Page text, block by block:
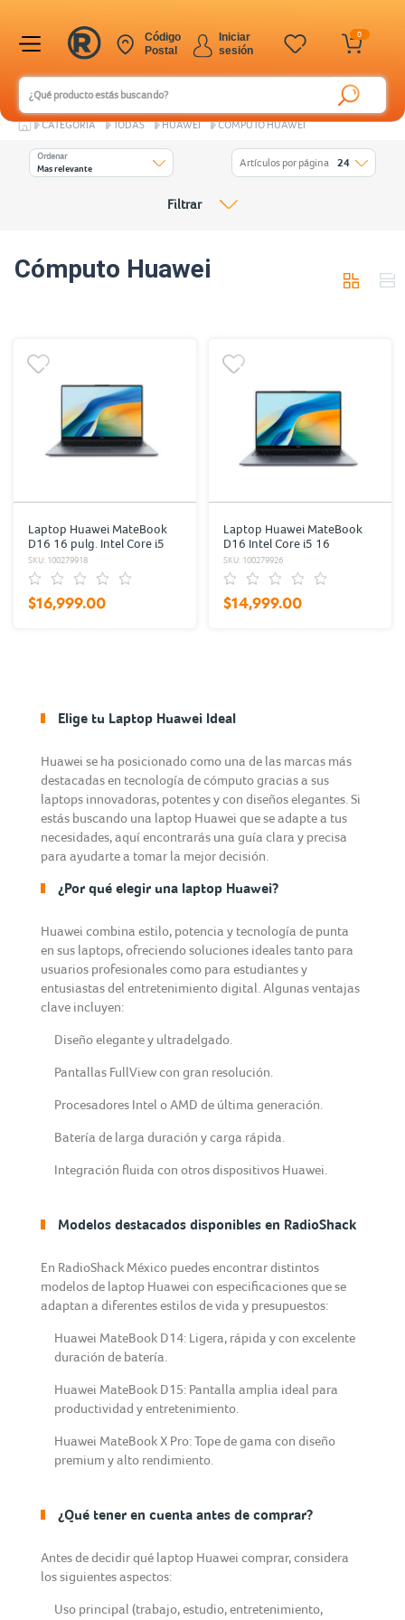
0
Iniciar
sesión
Código
Postal
CATEGORÍA TODAS HUAWEI CÓMPUTO HUAWEI
Cómputo Huawei
Ordenar
Mas relevante
Artículos por página 24
Filtrar
Laptop Huawei MateBook
D16 16 pulg. Intel Core i5
1TB SSD 16GB RAM Gris
SKU: 100279918
$16,999.00
Laptop Huawei MateBook
D16 Intel Core i5 16
pulgadas 16GB RAM 512GB
SSD Gris
SKU: 100279926
$14,999.00
Elige tu Laptop Huawei Ideal
Huawei se ha posicionado como una de las marcas más
destacadas en tecnología de cómputo gracias a sus
laptops innovadoras, potentes y con diseños elegantes. Si
estás buscando una laptop Huawei que se adapte a tus
necesidades, aquí encontrarás una guía clara y precisa
para ayudarte a tomar la mejor decisión.
¿Por qué elegir una laptop Huawei?
Huawei combina estilo, potencia y tecnología de punta
en sus laptops, ofreciendo soluciones ideales tanto para
usuarios profesionales como para estudiantes y
entusiastas del entretenimiento digital. Algunas ventajas
clave incluyen:
Diseño elegante y ultradelgado.
Pantallas FullView con gran resolución.
Procesadores Intel o AMD de última generación.
Batería de larga duración y carga rápida.
Integración fluida con otros dispositivos Huawei.
Modelos destacados disponibles en RadioShack
En RadioShack México puedes encontrar distintos
modelos de laptop Huawei con especificaciones que se
adaptan a diferentes estilos de vida y presupuestos:
Huawei MateBook D14: Ligera, rápida y con excelente
duración de batería.
Huawei MateBook D15: Pantalla amplia ideal para
productividad y entretenimiento.
Huawei MateBook X Pro: Tope de gama con diseño
premium y alto rendimiento.
¿Qué tener en cuenta antes de comprar?
Antes de decidir qué laptop Huawei comprar, considera
los siguientes aspectos:
Uso principal (trabajo, estudio, entretenimiento,